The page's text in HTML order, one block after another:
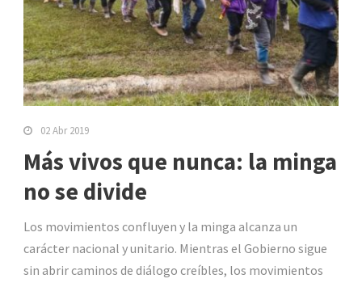
02 Abr 2019
Más vivos que nunca: la minga
no se divide
Los movimientos confluyen y la minga alcanza un
carácter nacional y unitario. Mientras el Gobierno sigue
sin abrir caminos de diálogo creíbles, los movimientos